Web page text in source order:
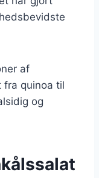
af
fra quinoa til
og